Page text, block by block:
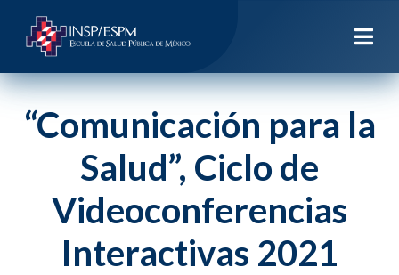
“Comunicación para la
Salud”, Ciclo de
Videoconferencias
Interactivas 2021